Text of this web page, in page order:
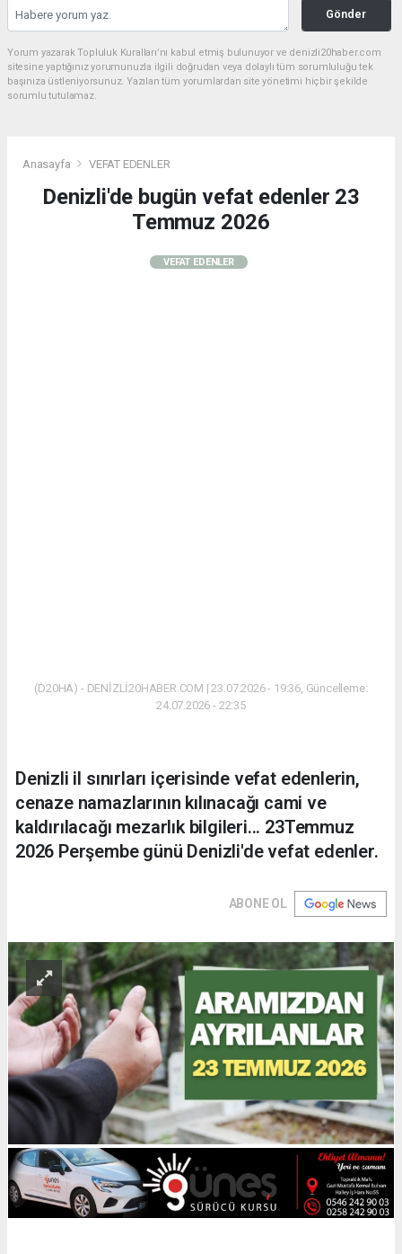
Gönder
Yorum yazarak Topluluk Kuralları’nı kabul etmiş bulunuyor ve denizli20haber.com
sitesine yaptığınız yorumunuzla ilgili doğrudan veya dolaylı tüm sorumluluğu tek
başınıza üstleniyorsunuz. Yazılan tüm yorumlardan site yönetimi hiçbir şekilde
sorumlu tutulamaz.
Anasayfa VEFAT EDENLER
Denizli'de bugün vefat edenler 23
Temmuz 2026
VEFAT EDENLER
(D20HA) - DENİZLİ20HABER.COM | 23.07.2026 - 19:36, Güncelleme:
24.07.2026 - 22:35
Denizli il sınırları içerisinde vefat edenlerin,
cenaze namazlarının kılınacağı cami ve
kaldırılacağı mezarlık bilgileri... 23Temmuz
2026 Perşembe günü Denizli'de vefat edenler.
ABONE OL